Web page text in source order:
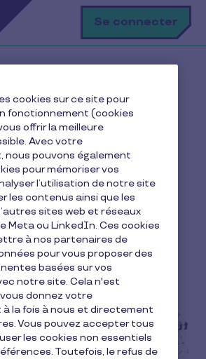
Se connecter
minimum pour la carte Pluxee
montant
pour la carte
?
11 juin 2016
cookies sur ce site pour
fonctionnement (cookies
offrir la meilleure
Avec votre
nous pouvons également
pour mémoriser vos
l’utilisation de notre site
les contenus ainsi que les
sites web et réseaux
Meta ou LinkedIn. Ces cookies
à nos partenaires de
pour vous proposer des
basées sur vos
notre site. Cela n'est
donnez votre
la fois à nous et directement
Vous pouvez accepter tous
les cookies non essentiels
Toutefois, le refus de